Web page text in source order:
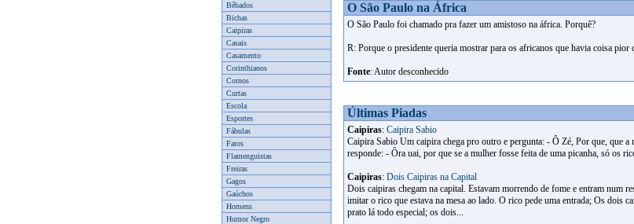
Bêbados
Bichas
Caipiras
Casais
Casamento
Corinthianos
Cornos
Curtas
Escola
Esportes
Fábulas
Fatos
Flamenguistas
Freiras
Gagos
Gaúchos
Homens
Humor Negro
O São Paulo na África
O São Paulo foi chamado pra fazer um amistoso na áfrica. Porquê?
R: Porque o presidente queria mostrar para os africanos que havia coisa pior
Fonte: Autor desconhecido
Últimas Piadas
Caipiras: Caipira Sabio
Caipira Sabio Um caipira chega pro outro e pergunta: - Ô Zé, Por que, que
responde: - Ôra uai, por que se a mulher fosse feita de uma picanha, só os
Caipiras: Dois Caipiras na Capital
Dois caipiras chegam na capital. Estavam morrendo de fome e entram num
imitar o rico que estava na mesa ao lado. O rico pede uma entrada; Os dois
prato lá todo especial; os dois...